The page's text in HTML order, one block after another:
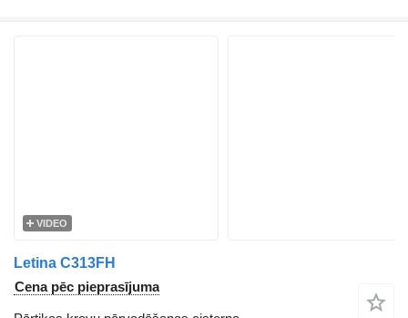
VIDEO
Letina C313FH
Cena pēc pieprasījuma